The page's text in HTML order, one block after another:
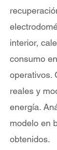
interior,
consumo
operativos.
reales y
energía.
modelo en
obtenidos.